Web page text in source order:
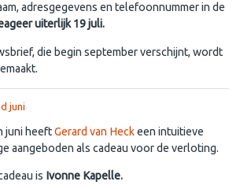
adresgegevens en telefoonnummer in de
uiterlijk 19 juli.
die begin september verschijnt, wordt
juni
juni heeftGerard van Heckeen intuitieve
aangeboden als cadeau voor de verloting.
is Ivonne Kapelle.